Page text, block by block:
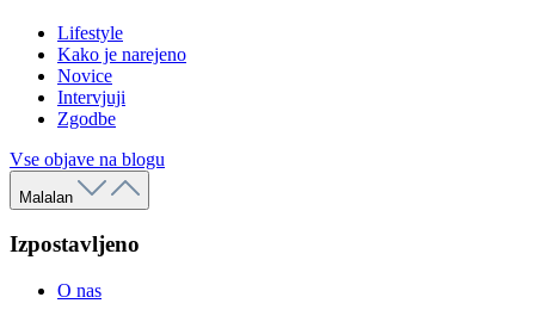
Lifestyle
Kako je narejeno
Novice
Intervjuji
Zgodbe
Vse objave na blogu
Malalan
Izpostavljeno
O nas